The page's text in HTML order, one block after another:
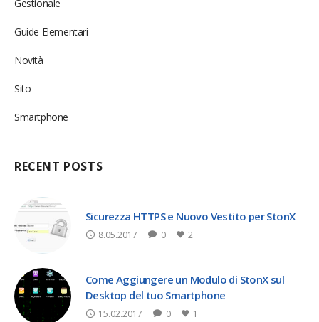
Gestionale
Guide Elementari
Novità
Sito
Smartphone
RECENT POSTS
Sicurezza HTTPS e Nuovo Vestito per StonX
8.05.2017 0 2
Come Aggiungere un Modulo di StonX sul
Desktop del tuo Smartphone
15.02.2017 0 1